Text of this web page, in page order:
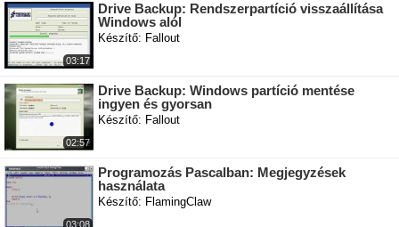
03:17
Drive Backup: Rendszerpartíció visszaállítása
Windows alól
Készítő: Fallout
02:57
Drive Backup: Windows partíció mentése
ingyen és gyorsan
Készítő: Fallout
03:08
Programozás Pascalban: Megjegyzések
használata
Készítő: FlamingClaw